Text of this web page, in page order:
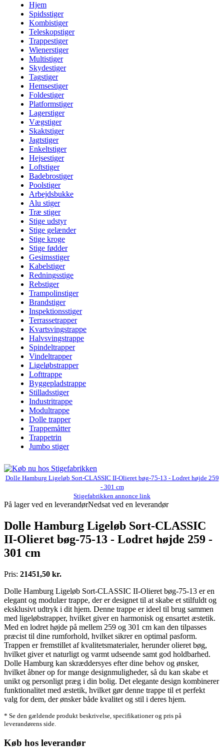
Hjem
Spidsstiger
Kombistiger
Teleskopstiger
Trappestiger
Wienerstiger
Multistiger
Skydestiger
Tagstiger
Hemsestiger
Foldestiger
Platformstiger
Lagerstiger
Vægstiger
Skaktstiger
Jagtstiger
Enkeltstiger
Hejsestiger
Loftstiger
Badebrostiger
Poolstiger
Arbejdsbukke
Alu stiger
Træ stiger
Stige udstyr
Stige gelænder
Stige kroge
Stige fødder
Gesimsstiger
Kabelstiger
Redningsstige
Rebstiger
Trampolinstiger
Brandstiger
Inspektionsstiger
Terrassetrapper
Kvartsvingstrappe
Halvsvingstrappe
Spindeltrapper
Vindeltrapper
Ligeløbstrapper
Lofttrappe
Byggepladstrappe
Stilladsstiger
Industritrappe
Modultrappe
Dolle trapper
Trappemåtter
Trappetrin
Jumbo stiger
Dolle Hamburg Ligeløb Sort-CLASSIC II-Olieret bøg-75-13 - Lodret højde 259
- 301 cm
Stigefabrikken annonce link
På lager ved en leverandørNedsat ved en leverandør
Dolle Hamburg Ligeløb Sort-CLASSIC
II-Olieret bøg-75-13 - Lodret højde 259 -
301 cm
Pris: 21451,50 kr.
Dolle Hamburg Ligeløb Sort-CLASSIC II-Olieret bøg-75-13 er en
elegant og modulær trappe, der er designet til at skabe et stilfuldt og
eksklusivt udtryk i dit hjem. Denne trappe er ideel til brug sammen
med ligeløbstrapper, hvilket giver en harmonisk og ensartet æstetik.
Med en lodret højde på mellem 259 og 301 cm kan den tilpasses
præcist til dine rumforhold, hvilket sikrer en optimal pasform.
Trappen er fremstillet af kvalitetsmaterialer, herunder olieret bøg,
hvilket giver et naturligt og varmt udseende samt god holdbarhed.
Dolle Hamburg kan skræddersyes efter dine behov og ønsker,
hvilket åbner op for mange designmuligheder, så du kan skabe et
unikt og personligt præg i din bolig. Det elegante design kombinerer
funktionalitet med æstetik, hvilket gør denne trappe til et perfekt
valg for dem, der ønsker både kvalitet og stil i deres hjem.
* Se den gældende produkt beskrivelse, specifikationer og pris på
leverandørens side.
Køb hos leverandør